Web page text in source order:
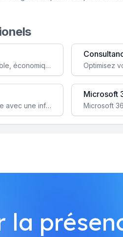
Simplifiez votre communication avec une solution VoIP flexible, économique et adaptée à vos besoins professionnels.
Garantissez la stabilité et la performance de votre entreprise avec une infrastructure IT sécurisée et évolutive.
Microsoft
la